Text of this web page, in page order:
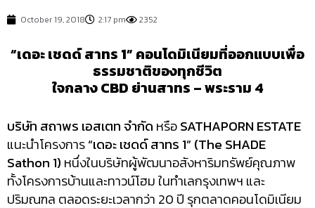
October 19, 2018 2:17 pm 2352
“เดอะ เชดด์ สาทร 1” คอนโดมิเนียมที่ออกแบบเพื่อ
ธรรมชาติของทุกชีวิต
ใจกลาง CBD ย่านสาทร – พระราม 4
บริษัท สถาพร เอสเตท จำกัด หรือSATHAPORN ESTATE
แนะนำโครงการ“เดอะ เชดด์ สาทร 1” (The SHADE
Sathon 1) หนึ่งในบริษัทผู้พัฒนาอสังหาริมทรัพย์คุณภาพ
ทั้งโครงการบ้านและทาวน์โฮม ในทำเลกรุงเทพฯ และ
ปริมณฑล ตลอดระยะเวลากว่า 20 ปี รุกตลาดคอนโดมิเนียม